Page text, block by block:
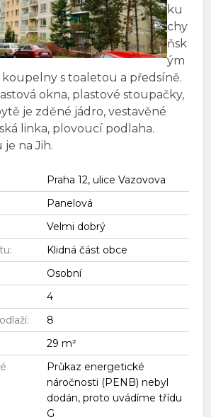
ku
chy
ňsk
ým
koupelny s toaletou a předsíně.
okna, plastové stoupačky,
je zděné jádro, vestavěné
linka, plovoucí podlaha.
na Jih.
Praha 12, ulice Vazovova
Panelová
Velmi dobrý
Klidná část obce
Osobní
4
8
29 m²
Průkaz energetické
náročnosti (PENB) nebyl
dodán, proto uvádíme třídu
G